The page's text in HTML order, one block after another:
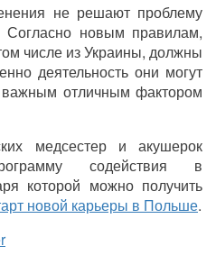
не решают проблему
Согласно новым правилам,
числе из Украины, должны
деятельность они могут
важным отличным фактором
медсестер и акушерок
содействия в
которой можно получить
новой карьеры в Польше.